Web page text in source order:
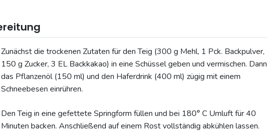
Zunächst die trockenen Zutaten für den Teig (300 g Mehl, 1 Pck. Backpulver,
150 g Zucker, 3 EL Backkakao) in eine Schüssel geben und vermischen. Dann
das Pflanzenöl (150 ml) und den Haferdrink (400 ml) zügig mit einem
Schneebesen einrühren.
Den Teig in eine gefettete Springform füllen und bei 180° C Umluft für 40
Minuten backen. Anschließend auf einem Rost vollständig abkühlen lassen.